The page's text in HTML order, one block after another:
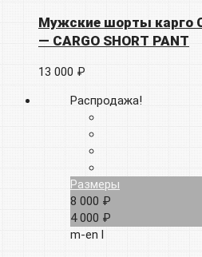
Мужские шорты карго
— CARGO SHORT PANT
13 000 ₽
Распродажа!
Размеры
8 000 ₽
4 000 ₽
m-en l